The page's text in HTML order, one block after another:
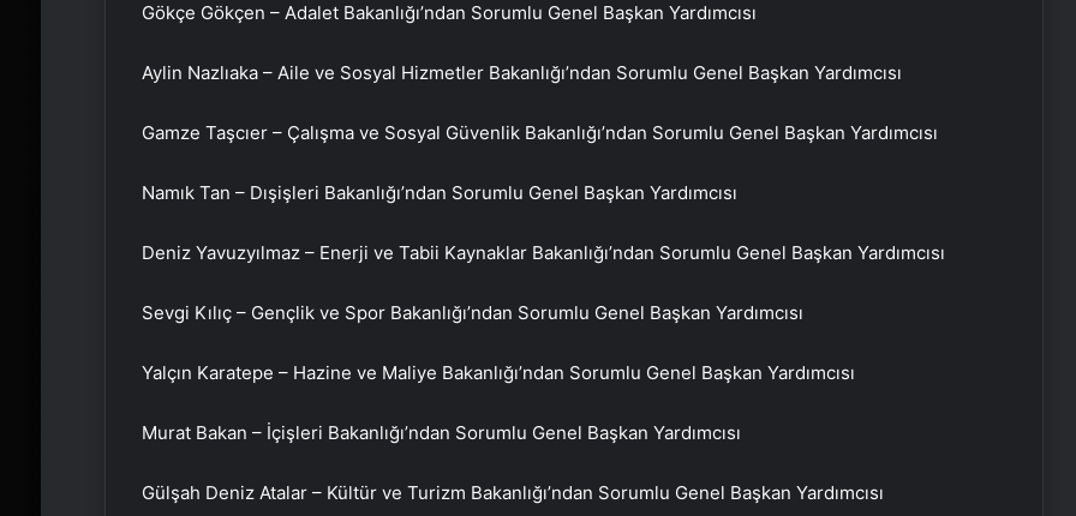
Gökçe Gökçen – Adalet Bakanlığı’ndan Sorumlu Genel Başkan Yardımcısı
Aylin Nazlıaka – Aile ve Sosyal Hizmetler Bakanlığı’ndan Sorumlu Genel Başkan Yardımcısı
Gamze Taşcıer – Çalışma ve Sosyal Güvenlik Bakanlığı’ndan Sorumlu Genel Başkan Yardımcısı
Namık Tan – Dışişleri Bakanlığı’ndan Sorumlu Genel Başkan Yardımcısı
Deniz Yavuzyılmaz – Enerji ve Tabii Kaynaklar Bakanlığı’ndan Sorumlu Genel Başkan Yardımcısı
Sevgi Kılıç – Gençlik ve Spor Bakanlığı’ndan Sorumlu Genel Başkan Yardımcısı
Yalçın Karatepe – Hazine ve Maliye Bakanlığı’ndan Sorumlu Genel Başkan Yardımcısı
Murat Bakan – İçişleri Bakanlığı’ndan Sorumlu Genel Başkan Yardımcısı
Gülşah Deniz Atalar – Kültür ve Turizm Bakanlığı’ndan Sorumlu Genel Başkan Yardımcısı